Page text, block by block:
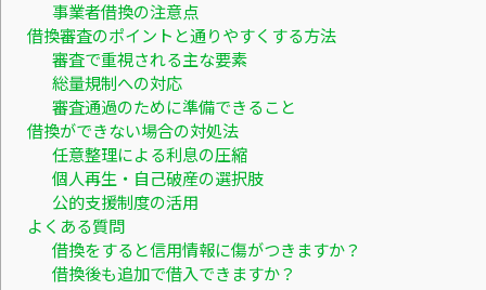
事業者借換の注意点
借換審査のポイントと通りやすくする方法
審査で重視される主な要素
総量規制への対応
審査通過のために準備できること
借換ができない場合の対処法
任意整理による利息の圧縮
個人再生・自己破産の選択肢
公的支援制度の活用
よくある質問
借換をすると信用情報に傷がつきますか？
借換後も追加で借入できますか？